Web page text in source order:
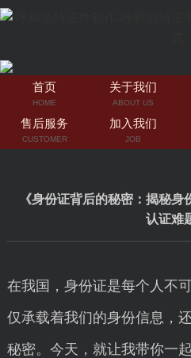
首页
HOME
关于我们
ABOUT US
售后服务
CUSTOMER
加入我们
JOB
《身份证背后的秘密：揭秘
认证难
在我国，身份证是每个人不
仅承载着我们的身份信息，
秘密。今天，就让我带你一